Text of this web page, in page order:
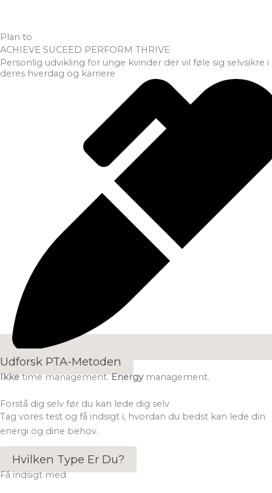
Plan to
ACHIEVE SUCEED PERFORM THRIVE
Personlig udvikling for unge kvinder der vil føle sig selvsikre i
deres hverdag og karriere
Udforsk PTA-Metoden
Ikketime management.Energymanagement.
Forstå dig selv før du kan lede dig selv
Tag vores test og få indsigt i, hvordan du bedst kan lede din
energi og dine behov.
Hvilken Type Er Du?
Få indsigt med